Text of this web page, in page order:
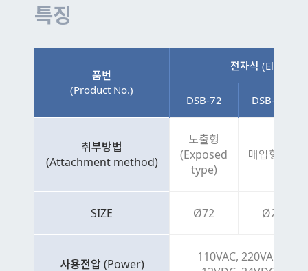
특징
품번
(Product No.)
전자식
DSB-72 DSB-727
취부방법
(Attachment method)
노출형
(Exposed
type)
매입형
SIZE Ø72 Ø25
사용전압 (Power)
110VAC, 220VAC